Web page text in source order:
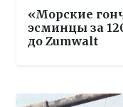
«Морские
эсминцы за
до Zumwalt